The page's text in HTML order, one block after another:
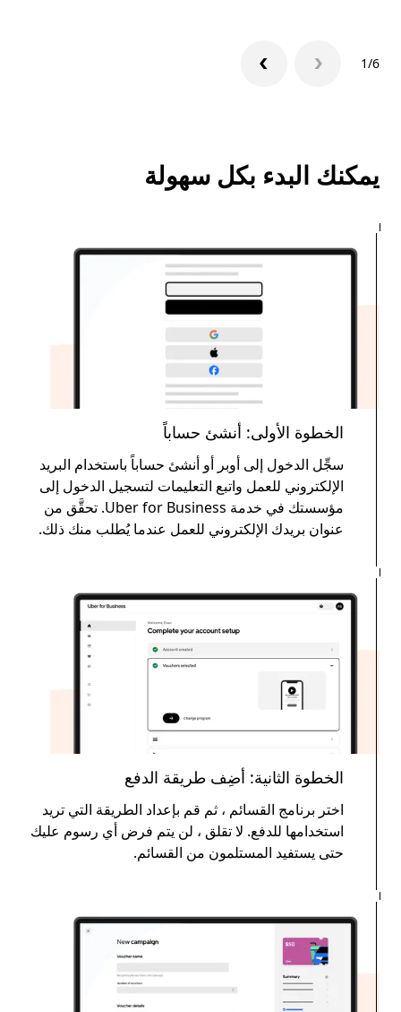
1/6
يمكنك البدء بكل سهولة
الخطوة الأولى: أنشئ حساباً
سجِّل الدخول إلى أوبر أو أنشئ حساباً باستخدام البريد
الإلكتروني للعمل واتبع التعليمات لتسجيل الدخول إلى
مؤسستك في خدمة Uber for Business. تحقَّق من
عنوان بريدك الإلكتروني للعمل عندما يُطلب منك ذلك.
الخطوة الثانية: أضِف طريقة الدفع
اختر برنامج القسائم ، ثم قم بإعداد الطريقة التي تريد
استخدامها للدفع. لا تقلق ، لن يتم فرض أي رسوم عليك
حتى يستفيد المستلمون من القسائم.